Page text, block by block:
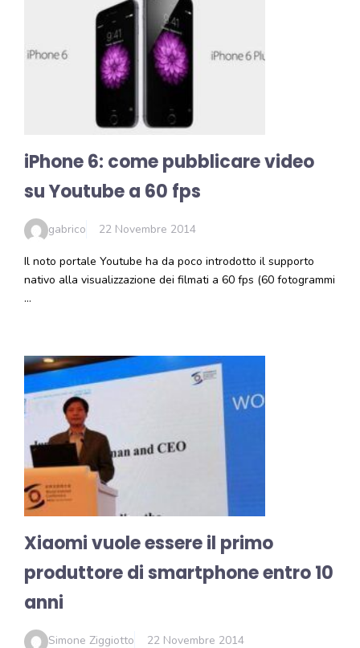
iPhone 6: come pubblicare video
su Youtube a 60 fps
gabrico 22 Novembre 2014
Il noto portale Youtube ha da poco introdotto il supporto
nativo alla visualizzazione dei filmati a 60 fps (60 fotogrammi
…
Xiaomi vuole essere il primo
produttore di smartphone entro 10
anni
Simone Ziggiotto 22 Novembre 2014